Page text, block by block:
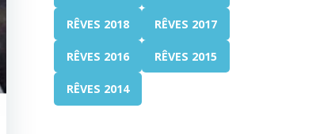
RÊVES 2018 RÊVES 2017
RÊVES 2016 RÊVES 2015
RÊVES 2014